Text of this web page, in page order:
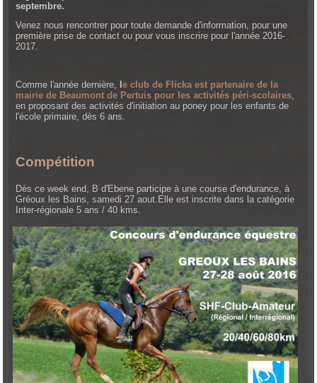
septembre.
Venez nous rencontrer pour toute demande d'information, pour une
première prise de contact ou pour vous inscrire pour l'année 2016-
2017.
Comme l'année dernière, le club de Flicka est partenaire de la
mairie de Beaumont de Pertuis pour les activités péri-scolaires
en proposant des activités d'initiation au poney pour les enfants de
l'école primaire, dès 6 ans.
Compétition
Dès ce week end, B d'Ebene participe à une course d'endurance, à
Gréoux les Bains, samedi 27 aout.Elle est inscrite dans la catégorie
Inter-régionale 5 ans / 40 kms.